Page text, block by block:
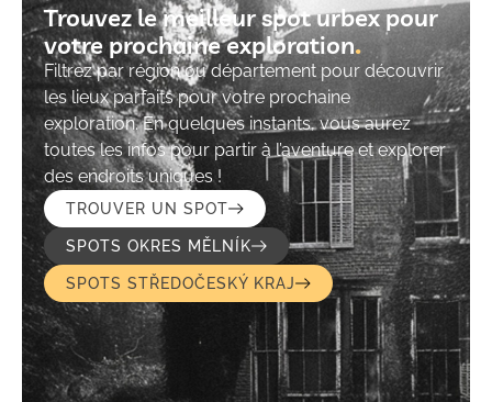
Trouvez le meilleur spot urbex pour
votre prochaine exploration​
Filtrez par région ou département pour découvrir
les lieux parfaits pour votre prochaine
exploration. En quelques instants, vous aurez
toutes les infos pour partir à l’aventure et explorer
des endroits uniques !
TROUVER UN SPOT
SPOTS OKRES MĚLNÍK
SPOTS STŘEDOČESKÝ KRAJ